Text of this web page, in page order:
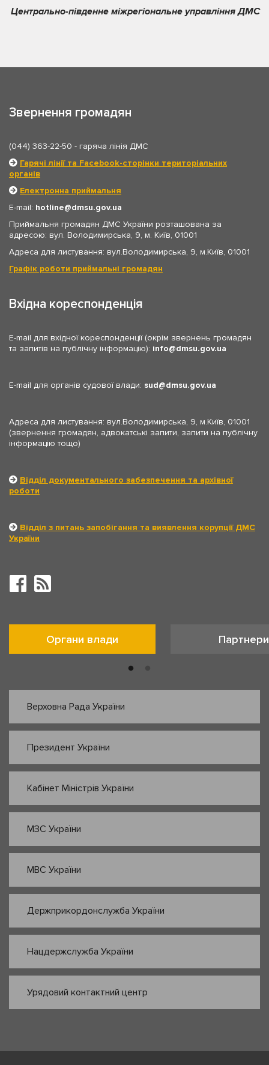
Центрально-південне міжрегіональне управління ДМС
Звернення громадян
(044) 363-22-50 - гаряча лінія ДМС
Гарячі лінії та Facebook-сторінки територіальних
органів
Електронна приймальня
E-mail: hotline
dmsu.gov.ua
Приймальня громадян ДМС України розташована за
адресою: вул. Володимирська, 9, м. Київ, 01001
Адреса для листування: вул.Володимирська, 9, м.Київ, 01001
Графік роботи приймальні громадян
Вхідна кореспонденція
E-mail для вхідної кореспонденції (окрім звернень громадян
та запитів на публічну інформацію): info dmsu.gov.ua
E-mail для органів судової влади: sud dmsu.gov.ua
Адреса для листування: вул.Володимирська, 9, м.Київ, 01001
(звернення громадян, адвокатські запити, запити на публічну
інформацію тощо)
Відділ документального забезпечення та архівної
роботи
Відділ з питань запобігання та виявлення корупції ДМС
України
Органи влади Партнери
Верховна Рада України
Президент України
Кабінет Міністрів України
МЗС України
МВС України
Держприкордонслужба України
Нацдержслужба України
Урядовий контактний центр